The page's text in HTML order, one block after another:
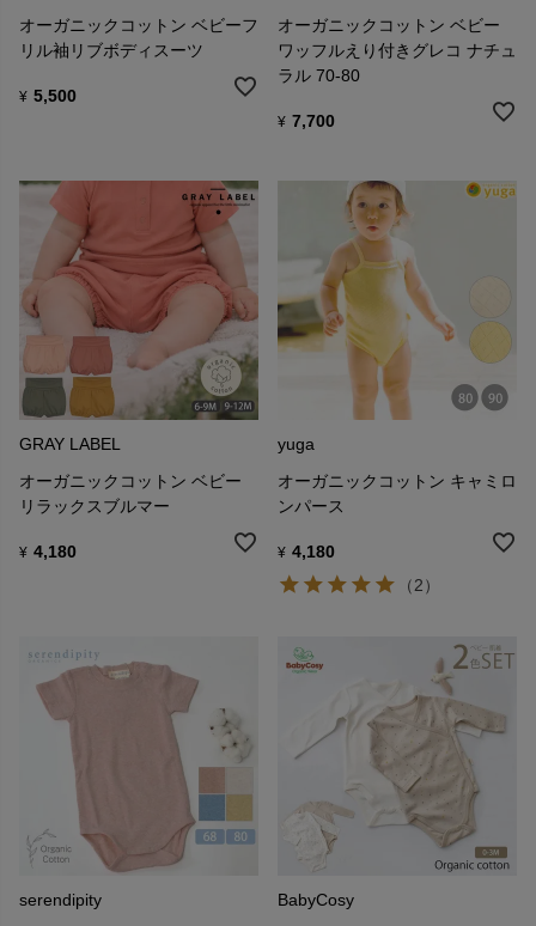
オーガニックコットン ベビーフ
リル袖リブボディスーツ
¥ 5,500
オーガニックコットン ベビー
ワッフルえり付きグレコ ナチュ
ラル 70-80
¥ 7,700
GRAY LABEL
オーガニックコットン ベビー
リラックスブルマー
¥ 4,180
yuga
オーガニックコットン キャミロ
ンパース
¥ 4,180
（2）
serendipity
BabyCosy